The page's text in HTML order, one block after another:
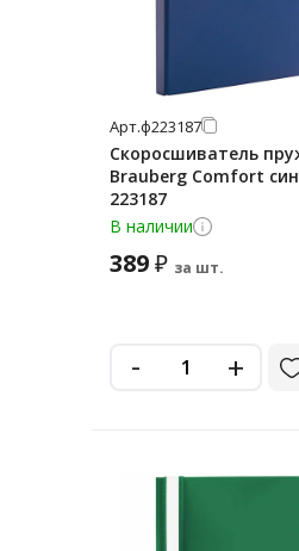
Арт.ф223187
Скоросшиватель
Brauberg Comfort
223187
В наличии
389₽ за шт.
- +